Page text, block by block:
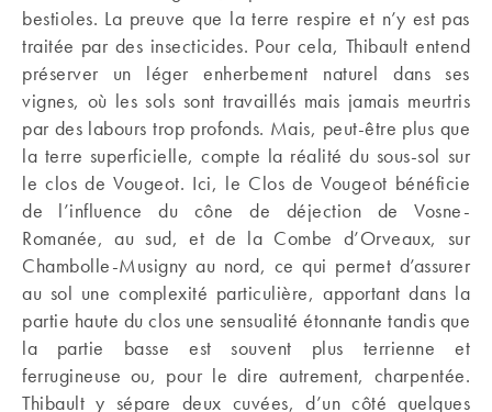
bestioles. La preuve que la terre respire et n’y est pas
traitée par des insecticides. Pour cela, Thibault entend
préserver un léger enherbement naturel dans ses
vignes, où les sols sont travaillés mais jamais meurtris
par des labours trop profonds. Mais, peut-être plus que
la terre superficielle, compte la réalité du sous-sol sur
le clos de Vougeot. Ici, le Clos de Vougeot bénéficie
de l’influence du cône de déjection de Vosne-
Romanée, au sud, et de la Combe d’Orveaux, sur
Chambolle-Musigny au nord, ce qui permet d’assurer
au sol une complexité particulière, apportant dans la
partie haute du clos une sensualité étonnante tandis que
la partie basse est souvent plus terrienne et
ferrugineuse ou, pour le dire autrement, charpentée.
Thibault y sépare deux cuvées, d’un côté quelques